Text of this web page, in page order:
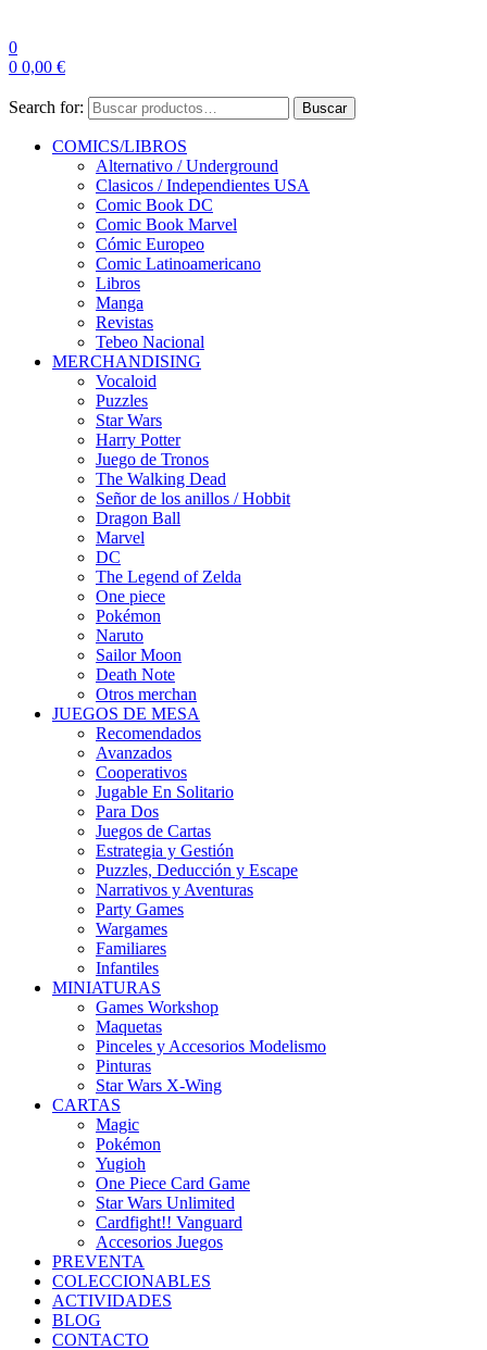
0
0 0,00 €
Search for: Buscar
COMICS/LIBROS
Alternativo / Underground
Clasicos / Independientes USA
Comic Book DC
Comic Book Marvel
Cómic Europeo
Comic Latinoamericano
Libros
Manga
Revistas
Tebeo Nacional
MERCHANDISING
Vocaloid
Puzzles
Star Wars
Harry Potter
Juego de Tronos
The Walking Dead
Señor de los anillos / Hobbit
Dragon Ball
Marvel
DC
The Legend of Zelda
One piece
Pokémon
Naruto
Sailor Moon
Death Note
Otros merchan
JUEGOS DE MESA
Recomendados
Avanzados
Cooperativos
Jugable En Solitario
Para Dos
Juegos de Cartas
Estrategia y Gestión
Puzzles, Deducción y Escape
Narrativos y Aventuras
Party Games
Wargames
Familiares
Infantiles
MINIATURAS
Games Workshop
Maquetas
Pinceles y Accesorios Modelismo
Pinturas
Star Wars X-Wing
CARTAS
Magic
Pokémon
Yugioh
One Piece Card Game
Star Wars Unlimited
Cardfight!! Vanguard
Accesorios Juegos
PREVENTA
COLECCIONABLES
ACTIVIDADES
BLOG
CONTACTO